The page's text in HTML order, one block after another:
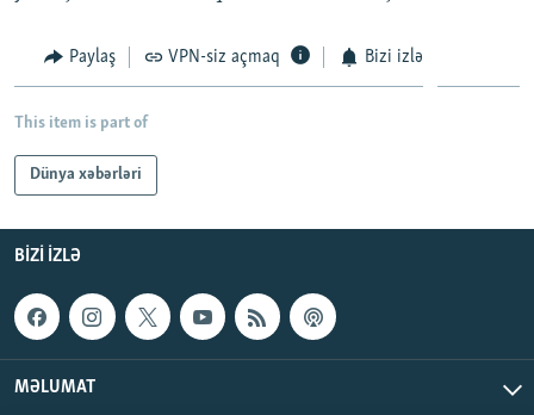
XƏBƏR BÜLLETENLƏRIMIZ
Paylaş VPN-siz açmaq Bizi izlə
This item is part of
Dünya xəbərləri
BIZI IZLƏ
MƏLUMAT